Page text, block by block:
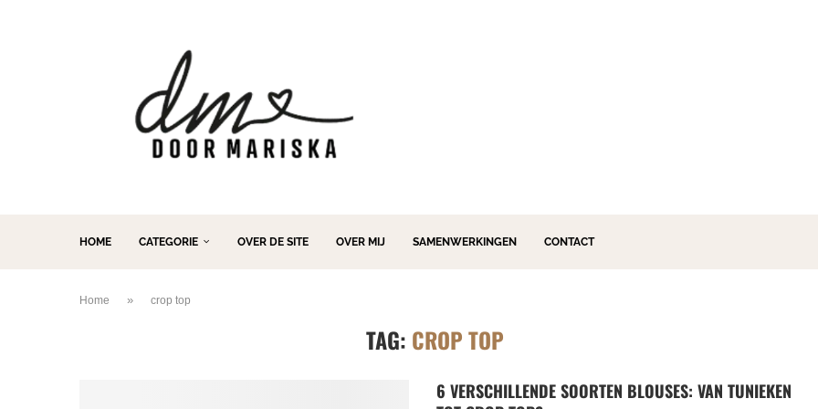
HOME CATEGORIE OVER DE SITE OVER MIJ SAMENWERKINGEN CONTACT
Home » crop top
TAG: CROP TOP
6 VERSCHILLENDE SOORTEN BLOUSES: VAN TUNIEKEN